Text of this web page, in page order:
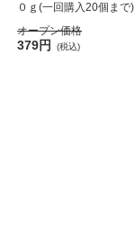
０ｇ(一回購入20個まで)
オープン価格
379円 (税込)